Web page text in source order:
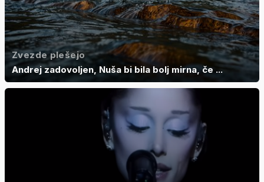
Zvezde plešejo
Andrej zadovoljen, Nuša bi bila bolj mirna, če ...